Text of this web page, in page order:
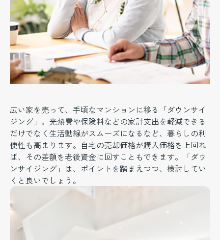
広い家を売って、手頃なマンションに移る「ダウンサイ
ジング」。光熱費や保険料などの家計支出を軽減できる
だけでなく生活動線がスムーズになるなど、暮らしの利
便性も高まります。自宅の売却価格が購入価格を上回れ
ば、その差額を老後資金に回すこともできます。「ダウ
ンサイジング」は、ポイントを踏まえつつ、検討してい
くと良いでしょう。